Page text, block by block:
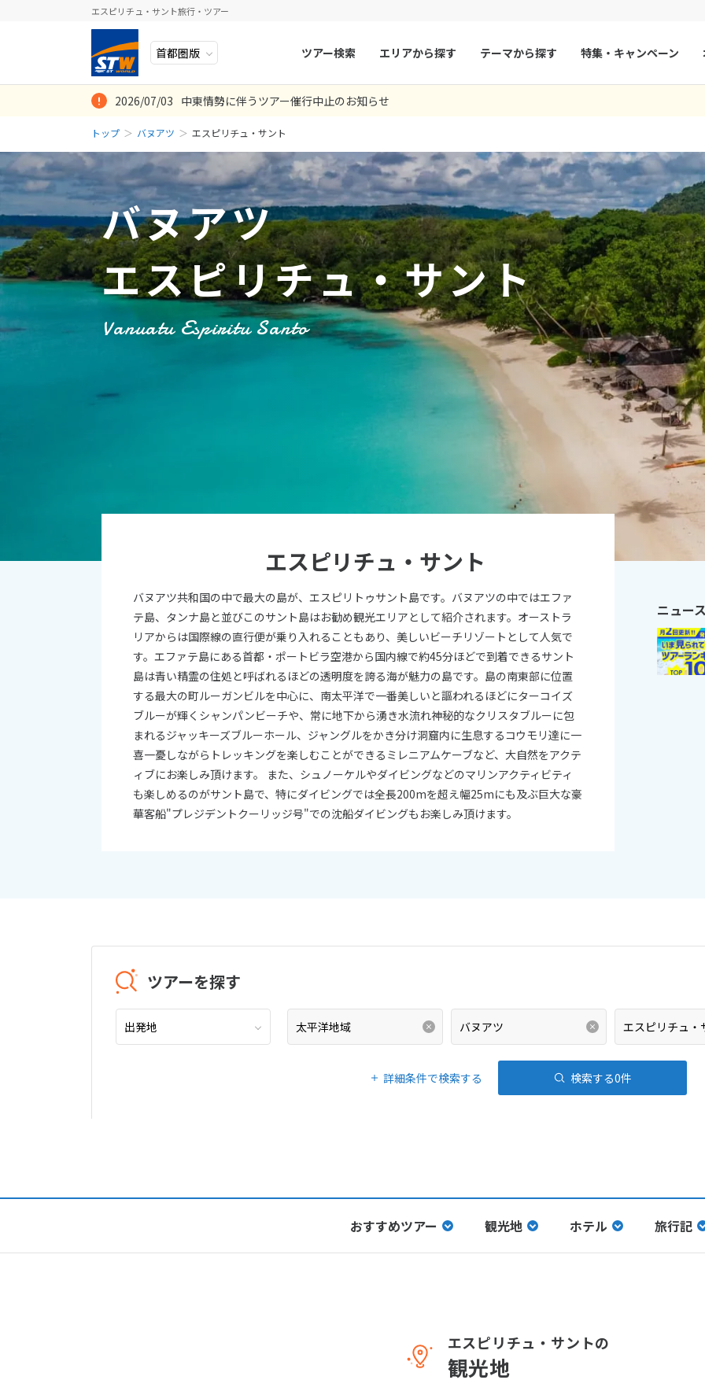
エスピリチュ・サント旅行・ツアー
ツアー検索 エリアから探す
ヨーロッパ
中近東・トルコ
アフリカ
アジア
ロシア・中央アジア
アメリカ・カナダ
中南米・カリブ海
モルディブ・他インド洋
太平洋地域
ハワイ
イタリア
ベルギー
ルクセンブルク
イギリス
スイス
チェコ
オーストリア
ポーランド
スロヴァキア
アイスランド
スウェーデン
デンマーク
ノルウェー
ラトビア
リトアニア
ギリシャ
スロヴェニア
モンテネグロ
ブルガリア
北マケドニア
ボスニア・ヘルツェゴビナ セルビア
テーマから探す
人気のテーマ
お得な旅
誰と行く？
目的
秋旅
特集・キャンペーン
2026/07/03 中東情勢に伴うツアー催行中止のお知らせ
トップ バヌアツ エスピリチュ・サント
バヌアツ
エスピリチュ・サント
Vanuatu Espiritu Santo
エスピリチュ・サント
バヌアツ共和国の中で最大の島が、エスピリトゥサント島です。バヌアツの中ではエファ
テ島、タンナ島と並びこのサント島はお勧め観光エリアとして紹介されます。オーストラ
リアからは国際線の直行便が乗り入れることもあり、美しいビーチリゾートとして人気で
す。エファテ島にある首都・ポートビラ空港から国内線で約45分ほどで到着できるサント
島は青い精霊の住処と呼ばれるほどの透明度を誇る海が魅力の島です。島の南東部に位置
する最大の町ルーガンビルを中心に、南太平洋で一番美しいと謳われるほどにターコイズ
ブルーが輝くシャンパンビーチや、常に地下から湧き水流れ神秘的なクリスタブルーに包
まれるジャッキーズブルーホール、ジャングルをかき分け洞窟内に生息するコウモリ達に一
喜一憂しながらトレッキングを楽しむことができるミレニアムケーブなど、大自然をアクテ
ィブにお楽しみ頂けます。 また、シュノーケルやダイビングなどのマリンアクティビティ
も楽しめるのがサント島で、特にダイビングでは全長200mを超え幅25mにも及ぶ巨大な豪
華客船"プレジデントクーリッジ号"での沈船ダイビングもお楽しみ頂けます。
ニュー
ツアーを探す
日 月 火 水 木 金
土
1
2
3 4 5 6 7
8
9
10 11 12 13 14
15
16
17 18 19 20 21
22
23
24 25 26 27 28
29
30
31
日 月 火 水
木
1
2
3
6
7 8 9
10
13
14 15 16
17
20
21 22 23
24
27
28 29 30
10月未定
25
26 27 29 30
2026年11月
水
木
4
5
12
17 18
26
詳細条件で検索する 検索する0件
おすすめツアー 観光地 ホテル 旅行記
エスピリチュ・サントの
観光地